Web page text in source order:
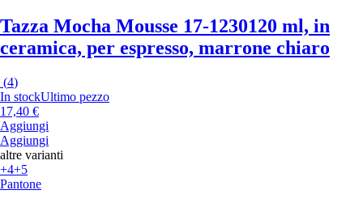
Tazza Mocha Mousse 17-1230120 ml, in
ceramica, per espresso, marrone chiaro
(4)
In stockUltimo pezzo
17,40 €
Aggiungi
Aggiungi
altre varianti
+4+5
Pantone